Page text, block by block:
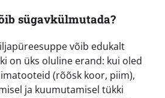
sügavkülmutada?
võib edukalt
on üks oluline erand: kui oled
(rõõsk koor, piim),
ja kuumutamisel tükki